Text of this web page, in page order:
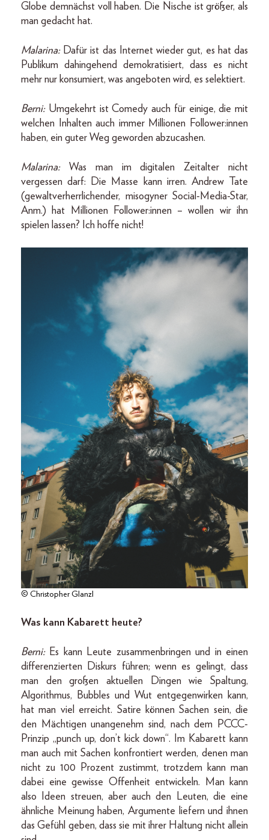
Globe demnächst voll haben. Die Nische ist größer, als
man gedacht hat.
Malarina:Dafür ist das Internet wieder gut, es hat das
Publikum dahingehend demokratisiert, dass es nicht
mehr nur konsumiert, was angeboten wird, es selektiert.
Berni: Umgekehrt ist Comedy auch für einige, die mit
welchen Inhalten auch immer Millionen Follower:innen
haben, ein guter Weg geworden abzucashen.
Malarina: Was man im digitalen Zeitalter nicht
vergessen darf: Die Masse kann irren. Andrew Tate
(gewaltverherrlichender, misogyner Social-Media-Star,
Anm.) hat Millionen Follower:innen – wollen wir ihn
spielen lassen? Ich hoffe nicht!
© Christopher Glanzl
Was kann Kabarett heute?
Berni:Es kann Leute zusammenbringen und in einen
differenzierten Diskurs führen; wenn es gelingt, dass
man den großen aktuellen Dingen wie Spaltung,
Algorithmus, Bubbles und Wut entgegenwirken kann,
hat man viel erreicht. Satire können Sachen sein, die
den Mächtigen unangenehm sind, nach dem PCCC-
Prinzip „punch up, don’t kick down“. Im Kabarett kann
man auch mit Sachen konfrontiert werden, denen man
nicht zu 100 Prozent zustimmt, trotzdem kann man
dabei eine gewisse Offenheit entwickeln. Man kann
also Ideen streuen, aber auch den Leuten, die eine
ähnliche Meinung haben, Argumente liefern und ihnen
das Gefühl geben, dass sie mit ihrer Haltung nicht allein